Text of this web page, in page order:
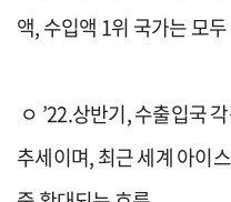
액,수입액 1위 국가는모
ㅇ ’22.상반기,수출입국
추세이며,최근세계아이